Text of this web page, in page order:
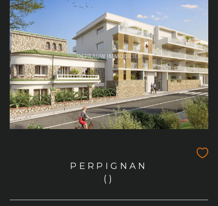
PERPIGNAN
()